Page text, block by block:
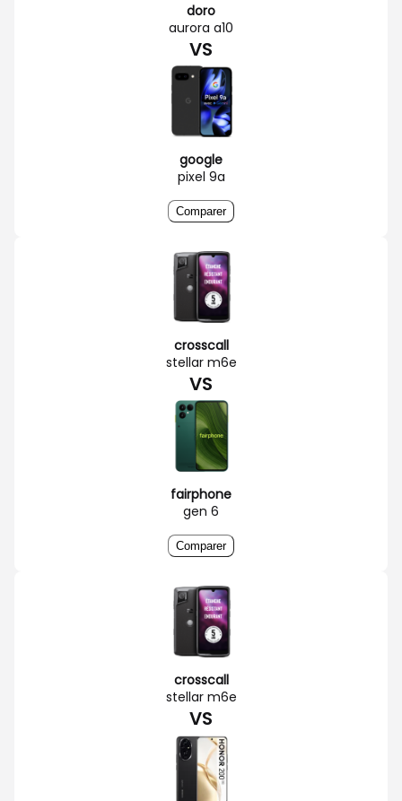
doro
aurora a10
VS
google
pixel 9a
Comparer
crosscall
stellar m6e
VS
fairphone
gen 6
Comparer
crosscall
stellar m6e
VS